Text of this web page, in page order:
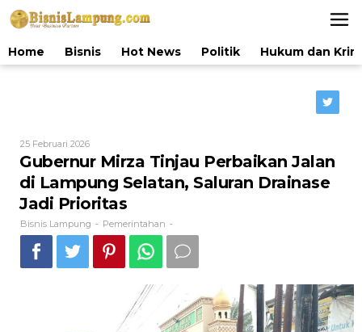
Lewati
ke
Home
Bisnis Hot News Politik Hukum dan
25 Februari 2026Oleh
Bisnis
Lampung
Gubernur Mirza Tinjau Perbaikan Jalan
di Lampung Selatan, Saluran Drainase
Jadi Prioritas
Bisnis Lampung - Pemerintahan -